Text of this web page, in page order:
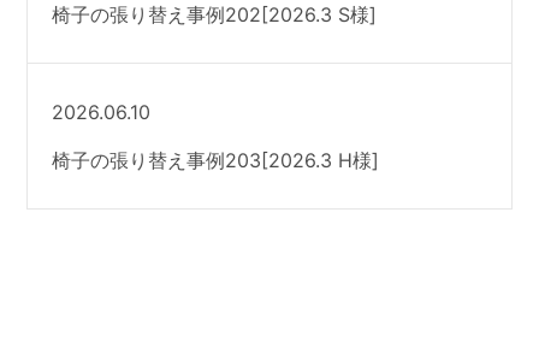
椅子の張り替え事例202[2026.3 S様]
2026.06.10
椅子の張り替え事例203[2026.3 H様]